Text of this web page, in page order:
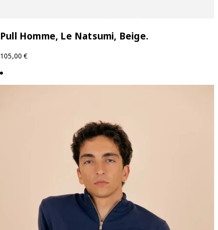
Pull Homme, Le Natsumi, Beige.
105,00€